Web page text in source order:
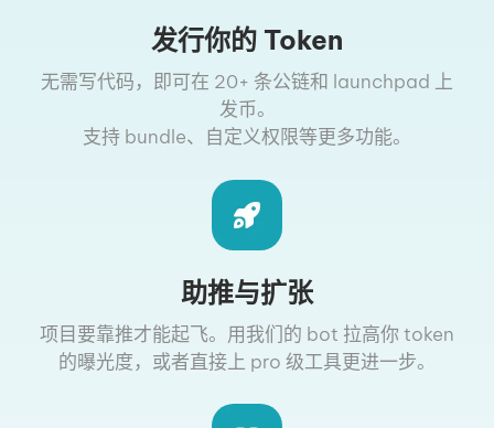
发行你的 Token
无需写代码，即可在 20+ 条公链和 launchpad 上
发币。
支持 bundle、自定义权限等更多功能。
助推与扩张
项目要靠推才能起飞。用我们的 bot 拉高你 token
的曝光度，或者直接上 pro 级工具更进一步。